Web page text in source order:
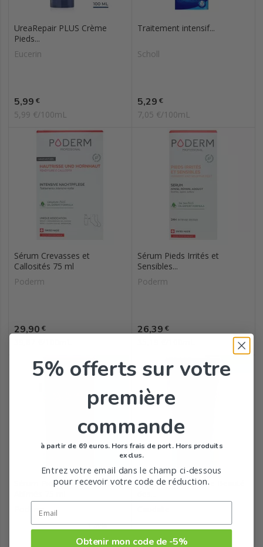
UreaRepair PLUS Crème
Pieds...
Eucerin
Prix
5,99 €
5,99 €/100mL
Traitement intensif...
Scholl
Prix
5,29 €
7,05 €/100mL
Sérum Crevasses et
Callosités 75 ml
Poderm
Prix
29,90 €
Sérum Pieds Irrités et
Sensibles...
Poderm
Prix
26,39 €
Sérum Pieds Très Secs et
Poderm
Vinotherapist Crème Beauté
5% offerts sur votre
première
commande
à partir de 69 euros. Hors frais de port. Hors produits
exclus.
Entrez votre email dans le champ ci-dessous
pour recevoir votre code de réduction.
Obtenir mon code de -5%